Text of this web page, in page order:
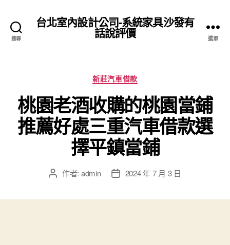
搜尋
台北室內設計公司-系統家具沙發有
話說評價 選單
分
類
新莊汽車借款
桃園老酒收購的桃園當鋪
推薦好處三重汽車借款選
擇平鎮當鋪
文 作者: admin
文 2024 年 7 月 3 日